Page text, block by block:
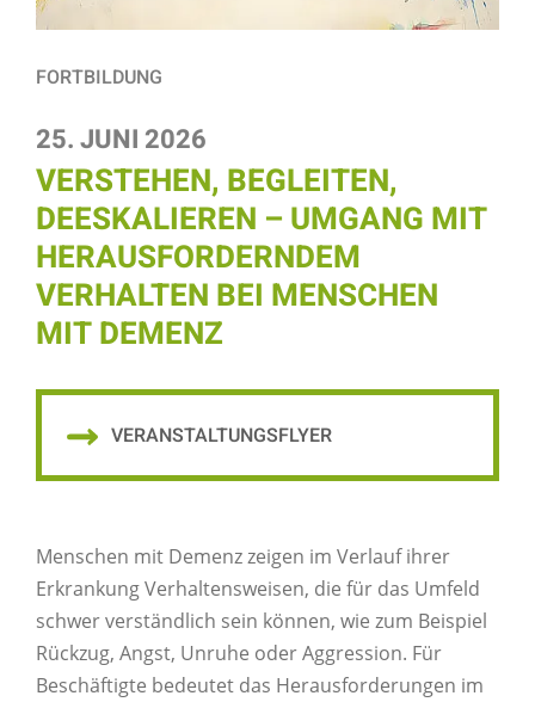
FORTBILDUNG
25. JUNI 2026
VERSTEHEN, BEGLEITEN,
DEESKALIEREN – UMGANG MIT
HERAUSFORDERNDEM
VERHALTEN BEI MENSCHEN
MIT DEMENZ
VERANSTALTUNGSFLYER
Menschen mit Demenz zeigen im Verlauf ihrer
Erkrankung Verhaltensweisen, die für das Umfeld
schwer verständlich sein können, wie zum Beispiel
Rückzug, Angst, Unruhe oder Aggression. Für
Beschäftigte bedeutet das Herausforderungen im